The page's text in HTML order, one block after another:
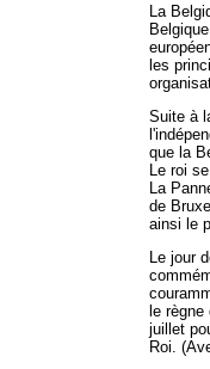
La
les
Suite à
que la
Le roi
La
de
ainsi le
Le jour
le
juillet
Roi.